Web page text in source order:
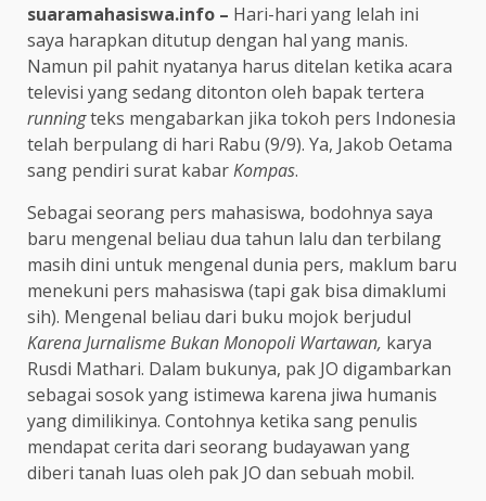
suaramahasiswa.info – Hari-hari yang lelah ini
saya harapkan ditutup dengan hal yang manis.
Namun pil pahit nyatanya harus ditelan ketika acara
televisi yang sedang ditonton oleh bapak tertera
runningteks mengabarkan jika tokoh pers Indonesia
telah berpulang di hari Rabu (9/9). Ya, Jakob Oetama
sang pendiri surat kabarKompas.
Sebagai seorang pers mahasiswa, bodohnya saya
baru mengenal beliau dua tahun lalu dan terbilang
masih dini untuk mengenal dunia pers, maklum baru
menekuni pers mahasiswa (tapi gak bisa dimaklumi
sih). Mengenal beliau dari buku mojok berjudul
Karena Jurnalisme Bukan Monopoli Wartawan, karya
Rusdi Mathari. Dalam bukunya, pak JO digambarkan
sebagai sosok yang istimewa karena jiwa humanis
yang dimilikinya. Contohnya ketika sang penulis
mendapat cerita dari seorang budayawan yang
diberi tanah luas oleh pak JO dan sebuah mobil.